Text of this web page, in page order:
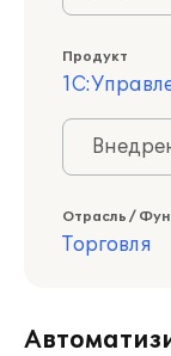
Продукт
Отрасль /
Торговля